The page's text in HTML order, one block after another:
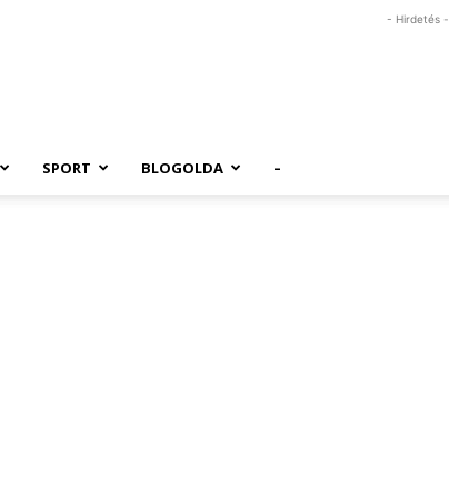
- Hirdetés -
SPORT BLOGOLDA –